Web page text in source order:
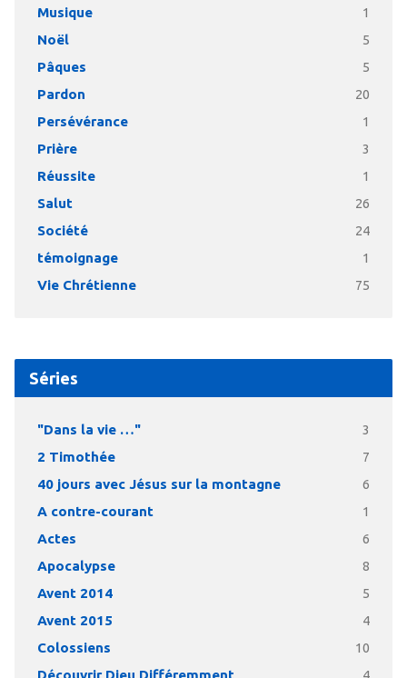
Musique 1
Noël 5
Pâques 5
Pardon 20
Persévérance 1
Prière 3
Réussite 1
Salut 26
Société 24
témoignage 1
Vie Chrétienne 75
Séries
"Dans la vie …" 3
2 Timothée 7
40 jours avec Jésus sur la montagne 6
A contre-courant 1
Actes 6
Apocalypse 8
Avent 2014 5
Avent 2015 4
Colossiens 10
Découvrir Dieu Différemment